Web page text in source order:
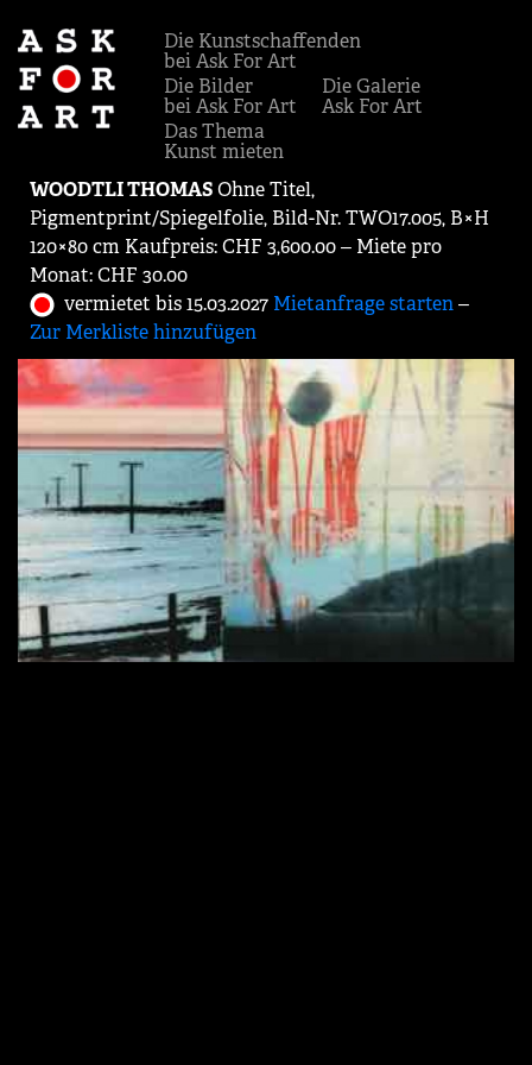
Die Kunstschaffenden
bei Ask For Art
Die Bilder
bei Ask For Art
Die Galerie
Ask For Art
Das Thema
Kunst mieten
WOODTLI THOMASOhne Titel,
Pigmentprint/Spiegelfolie, Bild-Nr. TWO17.005, B×H
120×80 cm Kaufpreis: CHF 3,600.00 ‒ Miete pro
Monat: CHF 30.00
vermietet bis 15.03.2027 Mietanfrage starten‒
Zur Merkliste hinzufügen